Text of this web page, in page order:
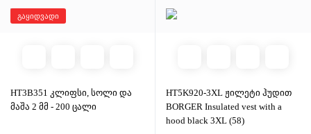
გაყიდვადი
HT3B351 კლიფსი, სოლი და
მაშა 2 მმ - 200 ცალი
HT5K920-3XL ჟილეტი ჰუდით
BORGER Insulated vest with a
hood black 3XL (58)